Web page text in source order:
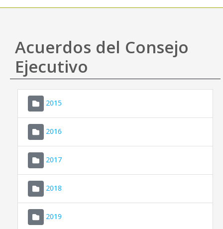
Utilidades
Mapa web
Ayuda
Acuerdos del Consejo
Ejecutivo
2015
2016
2017
2018
2019